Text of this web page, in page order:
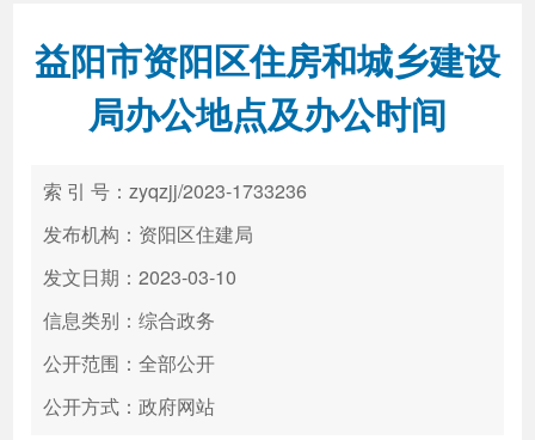
新闻中心 解读回应
政务服务
高效办成一件事
益阳市资阳区住房和城乡建设
局办公地点及办公时间
索 引 号：zyqzjj/2023-1733236
发布机构：资阳区住建局
发文日期：2023-03-10
信息类别：综合政务
公开范围：全部公开
公开方式：政府网站